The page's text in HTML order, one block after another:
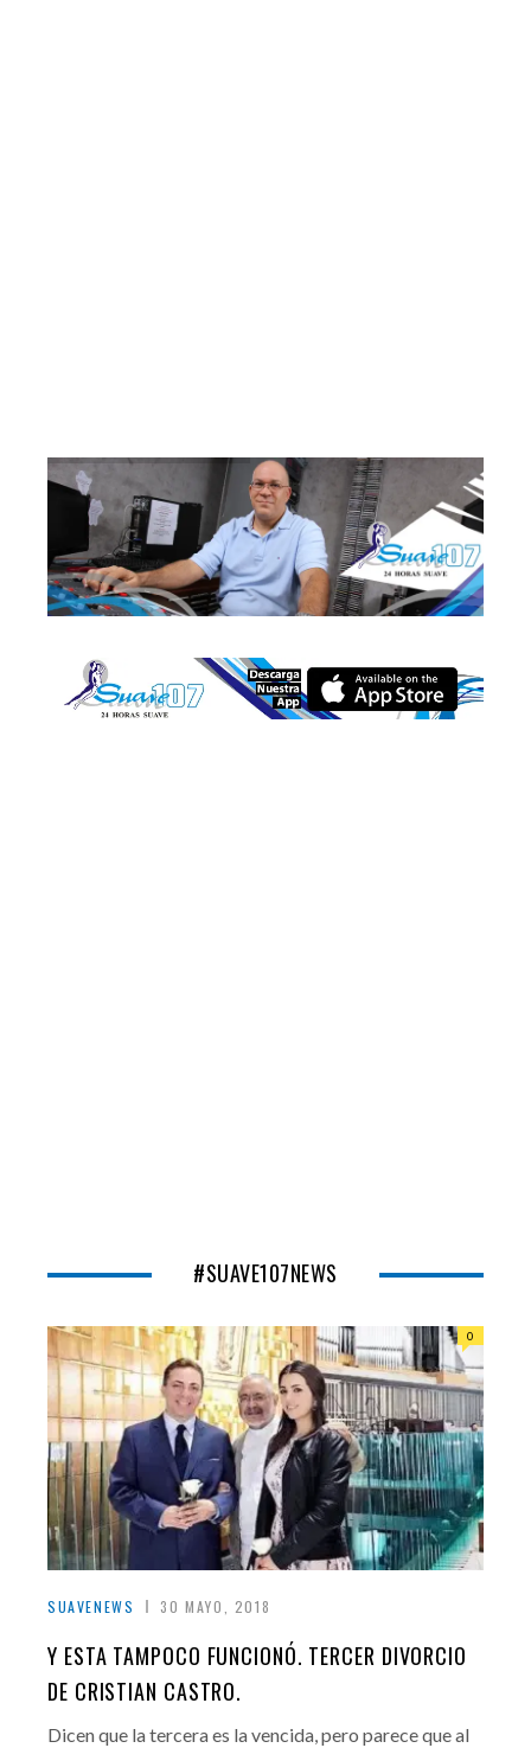
#SUAVE107NEWS
SUAVENEWS 30 MAYO, 2018
0
Y ESTA TAMPOCO FUNCIONÓ. TERCER DIVORCIO
DE CRISTIAN CASTRO.
Dicen que la tercera es la vencida, pero parece que al